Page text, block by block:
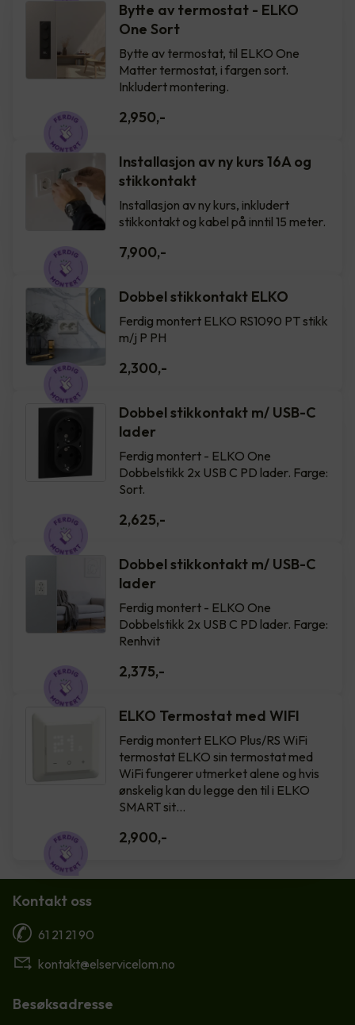
Bytte av termostat - ELKO
One Sort
Bytte av termostat, til ELKO One
Matter termostat, i fargen sort.
Inkludert montering.
2,950,-
Installasjon av ny kurs 16A og
stikkontakt
Installasjon av ny kurs, inkludert
stikkontakt og kabel på inntil 15 meter.
7,900,-
Dobbel stikkontakt ELKO
Ferdig montert ELKO RS1090 PT stikk
m/j P PH
2,300,-
Dobbel stikkontakt m/ USB-C
lader
Ferdig montert - ELKO One
Dobbelstikk 2x USB C PD lader. Farge:
Sort.
2,625,-
Dobbel stikkontakt m/ USB-C
lader
Ferdig montert - ELKO One
Dobbelstikk 2x USB C PD lader. Farge:
Renhvit
2,375,-
ELKO Termostat med WIFI
Ferdig montert ELKO Plus/RS WiFi
termostat ELKO sin termostat med
WiFi fungerer utmerket alene og hvis
ønskelig kan du legge den til i ELKO
SMART sit…
2,900,-
Kontakt oss
61 21 21 90
kontakt@elservicelom.no
Besøksadresse